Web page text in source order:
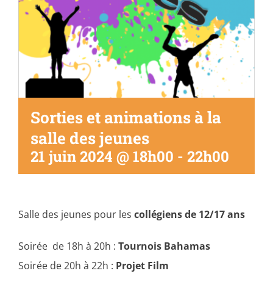
Sorties et animations à la
salle des jeunes
21 juin 2024 @ 18h00 - 22h00
Salle des jeunes pour les collégiens de 12/17 ans
Soirée de 18h à 20h : Tournois Bahamas
Soirée de 20h à 22h : Projet Film